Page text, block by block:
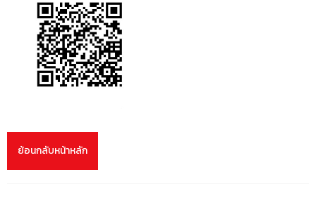
ย้อนกลับหน้าหลัก